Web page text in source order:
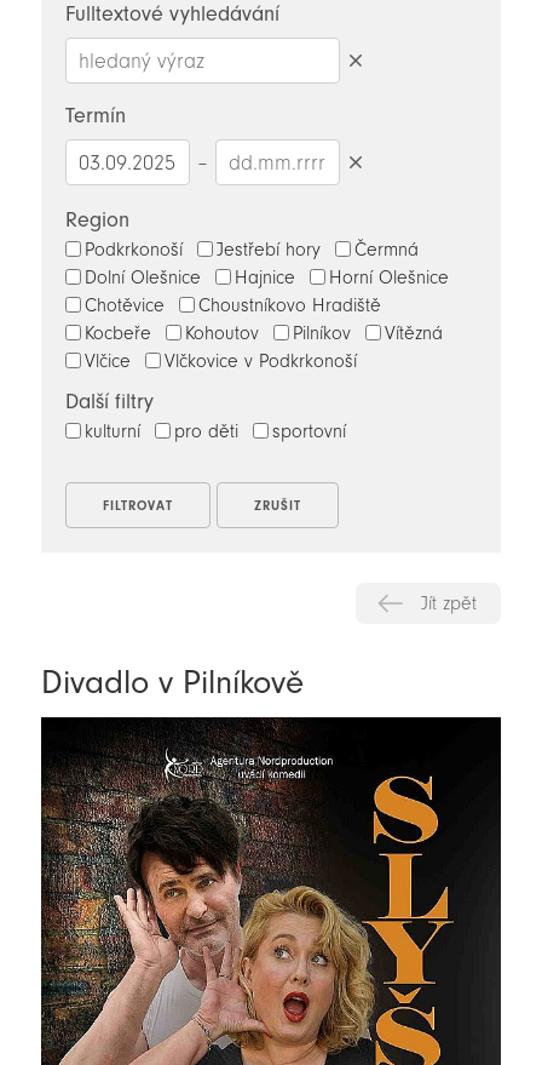
Fulltextové vyhledávání
Termín
–
Region
Podkrkonoší Jestřebí hory
Čermná
Dolní Olešnice
Hajnice
Horní Olešnice
Chotěvice
Choustníkovo Hradiště
Kocbeře
Kohoutov Pilníkov
Vítězná
Vlčice
Vlčkovice v Podkrkonoší
Další filtry
kulturní pro děti sportovní
Jít zpět
Divadlo v Pilníkově